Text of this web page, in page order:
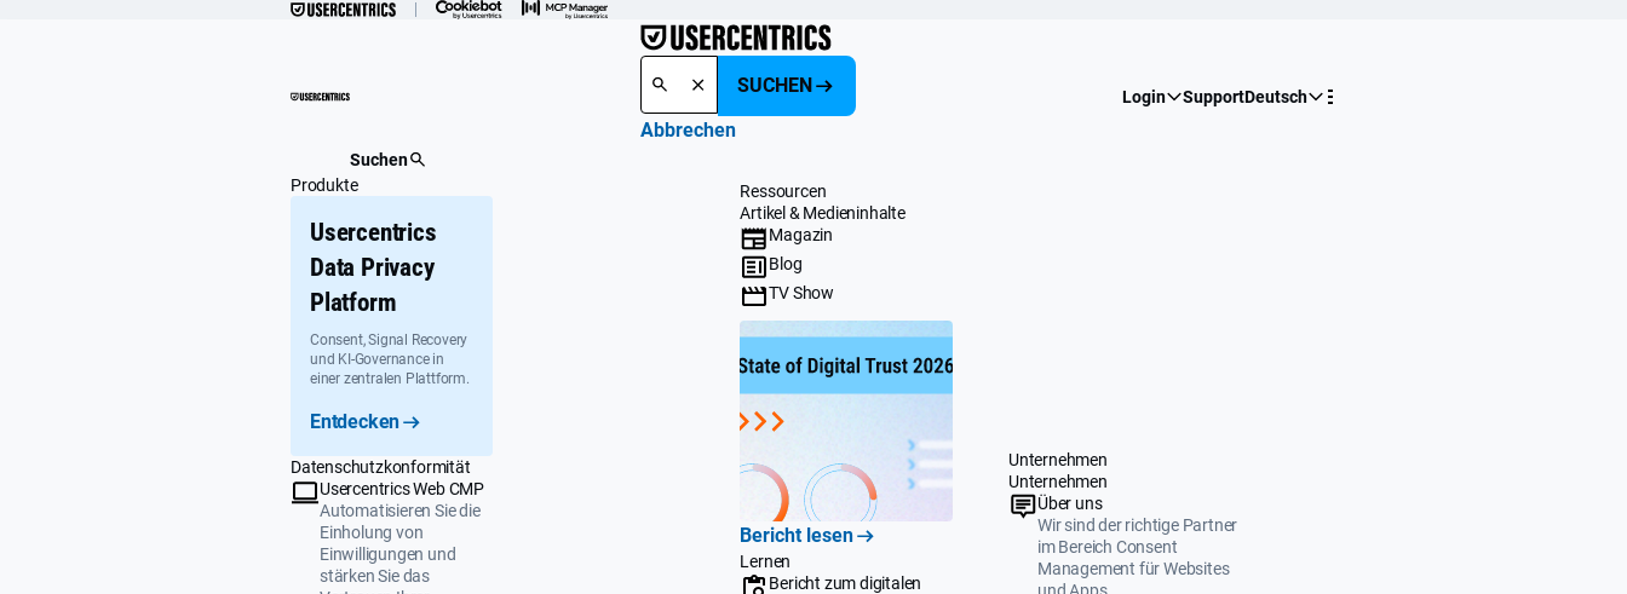
SUCHEN
Abbrechen
Suchen
Login SupportDeutsch
Produkte
Usercentrics
Data Privacy
Platform
Consent, Signal Recovery
und KI-Governance in
einer zentralen Plattform.
Entdecken
Datenschutzkonformität
Usercentrics Web CMP
Automatisieren Sie die
Einholung von
Einwilligungen und
stärken Sie das
Ressourcen
Artikel & Medieninhalte
Magazin
Blog
TV Show
Bericht lesen
Lernen
Bericht zum digitalen
Unternehmen
Unternehmen
Über uns
Wir sind der richtige Partner
im Bereich Consent
Management für Websites